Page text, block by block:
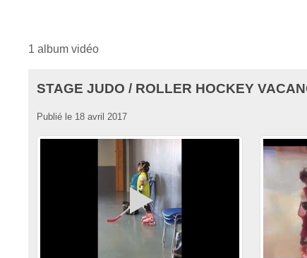
1 album vidéo
STAGE JUDO / ROLLER HOCKEY
Publié le 18 avril 2017